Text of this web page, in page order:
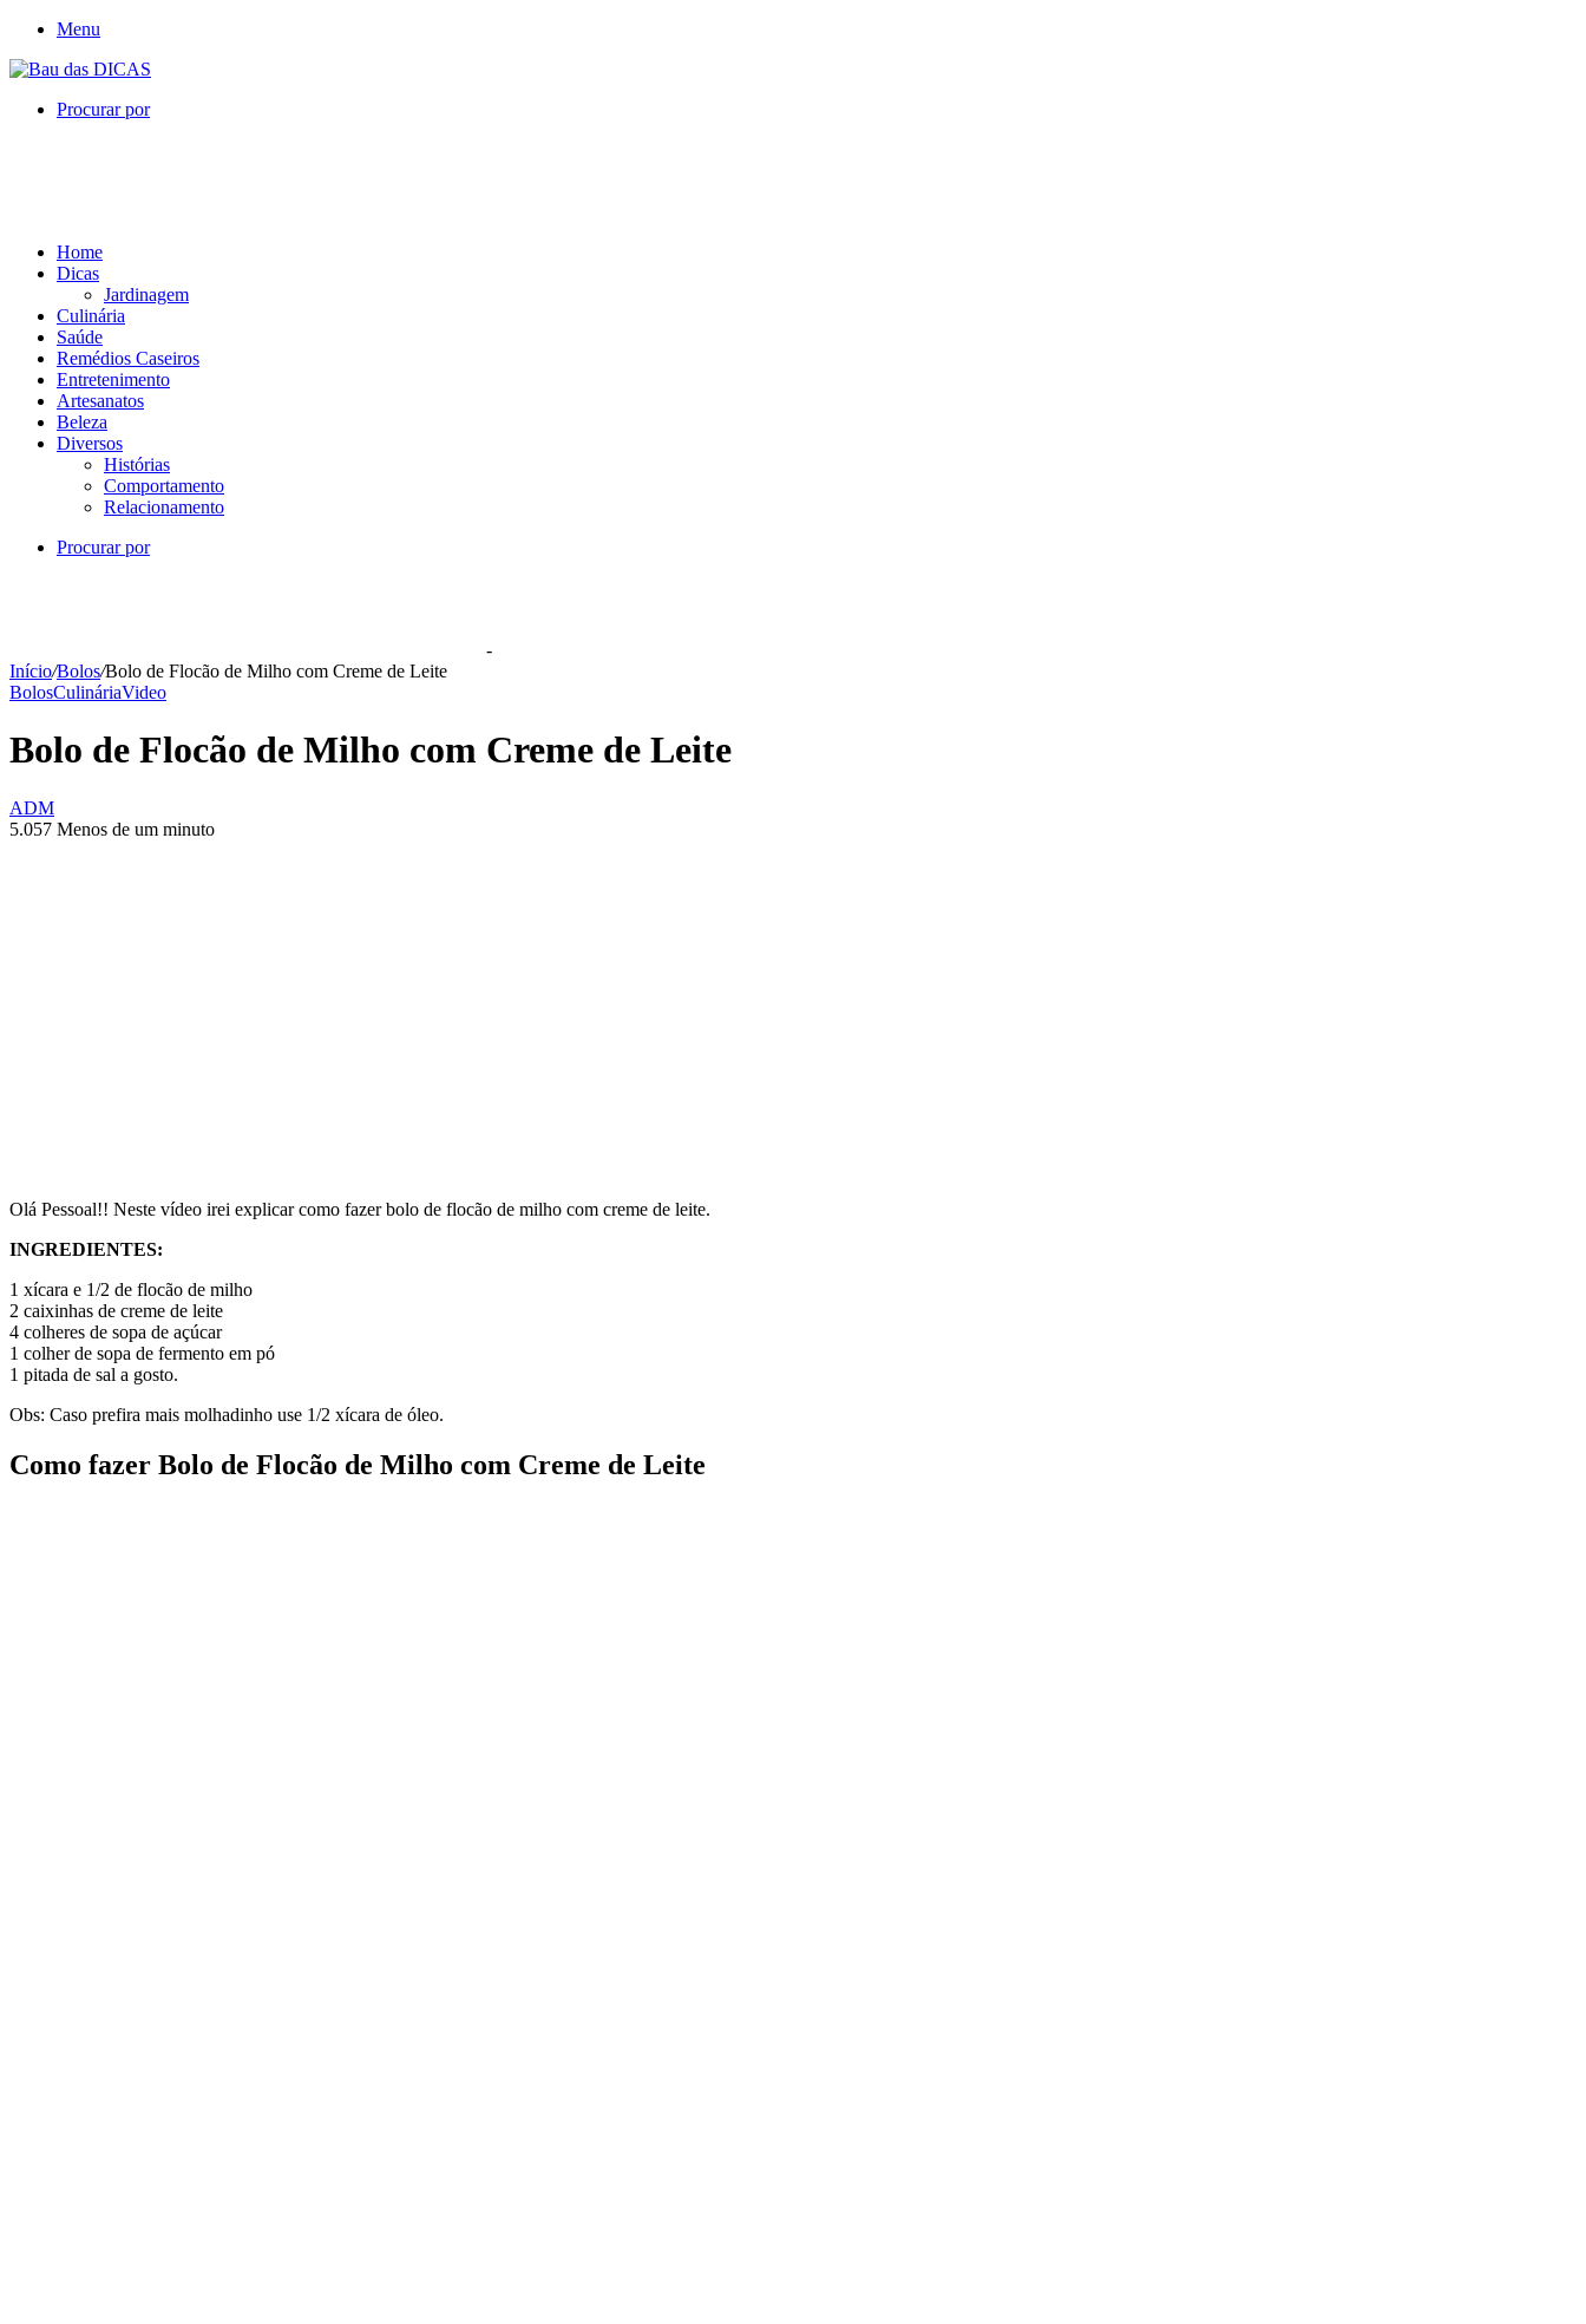
Menu
Procurar por
Home
Dicas
Jardinagem
Culinária
Saúde
Remédios Caseiros
Entretenimento
Artesanatos
Beleza
Diversos
Histórias
Comportamento
Relacionamento
Procurar por
-
Início/Bolos/Bolo de Flocão de Milho com Creme de Leite
BolosCulináriaVideo
Bolo de Flocão de Milho com Creme de Leite
ADM
5.057 Menos de um minuto
Olá Pessoal!! Neste vídeo irei explicar como fazer bolo de flocão de milho com creme de leite.
INGREDIENTES:
1 xícara e 1/2 de flocão de milho
2 caixinhas de creme de leite
4 colheres de sopa de açúcar
1 colher de sopa de fermento em pó
1 pitada de sal a gosto.
Obs: Caso prefira mais molhadinho use 1/2 xícara de óleo.
Como fazer Bolo de Flocão de Milho com Creme de Leite